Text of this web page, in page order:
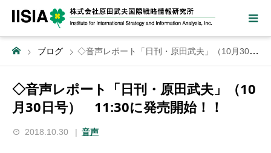
ブログ ◇音声レポート「日刊・原田武夫」（10月30日号） 11:30に発売開始！！
◇音声レポート「日刊・原田武夫」（10
月30日号） 11:30に発売開始！！
2018.10.30 音声